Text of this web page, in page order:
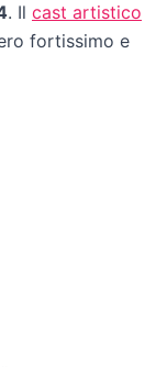
. Il cast artistico
fortissimo e